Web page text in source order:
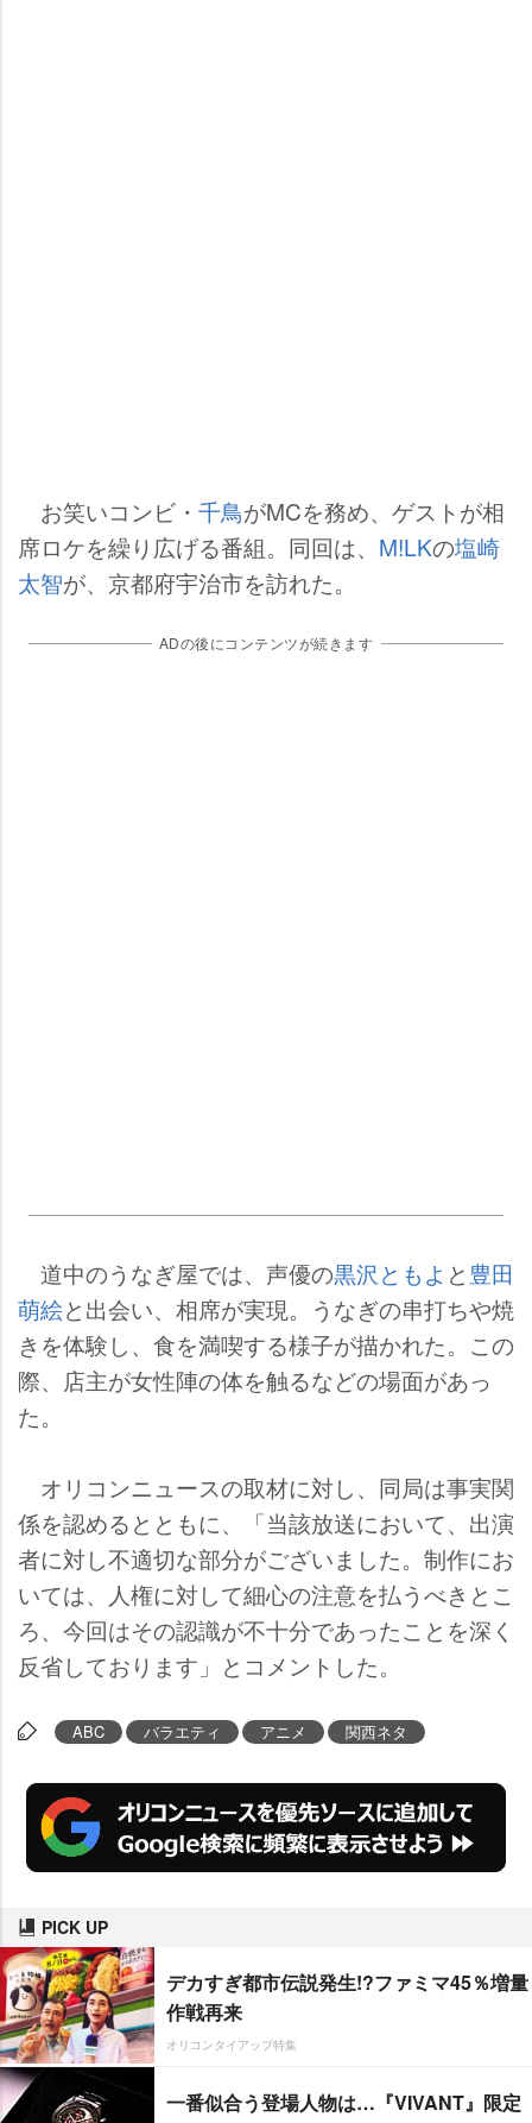
お笑いコンビ・ 千鳥がMCを務め、ゲストが相
席ロケを繰り広げる番組。同回は、 M!LKの塩崎
太智が、京都府宇治市を訪れた。
ADの後にコンテンツが続きます
道中のうなぎ屋では、声優の黒沢ともよ と豊田
萌絵と出会い、相席が実現。うなぎの串打ちや焼
きを体験し、食を満喫する様子が描かれた。この
際、店主が女性陣の体を触るなどの場面があっ
た。
オリコンニュースの取材に対し、同局は事実関
係を認めるとともに、「当該放送において、出演
者に対し不適切な部分がございました。制作にお
いては、人権に対して細心の注意を払うべきとこ
ろ、今回はその認識が不十分であったことを深く
反省しております」とコメントした。
ABC バラエティ アニメ 関西ネタ
PICK UP
デカすぎ都市伝説発生!?ファミマ45％増量
作戦再来
オリコンタイアップ特集
一番似合う登場人物は…『VIVANT』限定